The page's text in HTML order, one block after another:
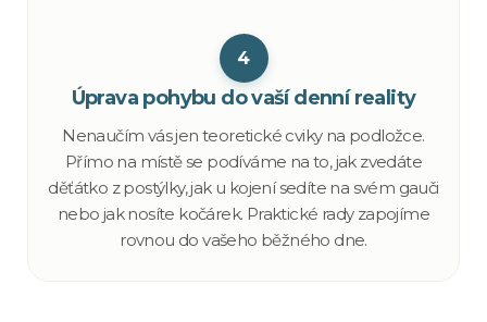
4
Úprava pohybu do vaší denní reality
Nenaučím vás jen teoretické cviky na podložce.
Přímo na místě se podíváme na to, jak zvedáte
děťátko z postýlky, jak u kojení sedíte na svém gauči
nebo jak nosíte kočárek. Praktické rady zapojíme
rovnou do vašeho běžného dne.